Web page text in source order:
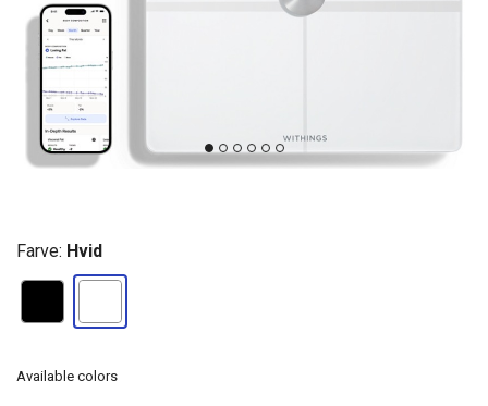
Farve: Hvid
Available colors